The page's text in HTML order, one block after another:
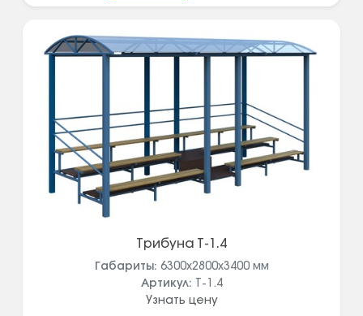
Трибуна Т-1.4
Габариты: 6300х2800х3400 мм
Артикул: Т-1.4
Узнать цену